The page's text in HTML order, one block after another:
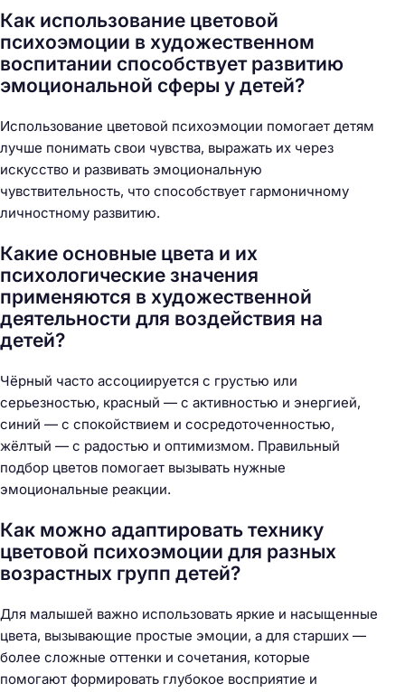
Как использование цветовой
психоэмоции в художественном
воспитании способствует развитию
эмоциональной сферы у детей?
Использование цветовой психоэмоции помогает детям
лучше понимать свои чувства, выражать их через
искусство и развивать эмоциональную
чувствительность, что способствует гармоничному
личностному развитию.
Какие основные цвета и их
психологические значения
применяются в художественной
деятельности для воздействия на
детей?
Чёрный часто ассоциируется с грустью или
серьезностью, красный — с активностью и энергией,
синий — с спокойствием и сосредоточенностью,
жёлтый — с радостью и оптимизмом. Правильный
подбор цветов помогает вызывать нужные
эмоциональные реакции.
Как можно адаптировать технику
цветовой психоэмоции для разных
возрастных групп детей?
Для малышей важно использовать яркие и насыщенные
цвета, вызывающие простые эмоции, а для старших —
более сложные оттенки и сочетания, которые
помогают формировать глубокое восприятие и